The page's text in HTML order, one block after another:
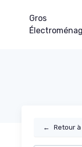
Gros
← Retour